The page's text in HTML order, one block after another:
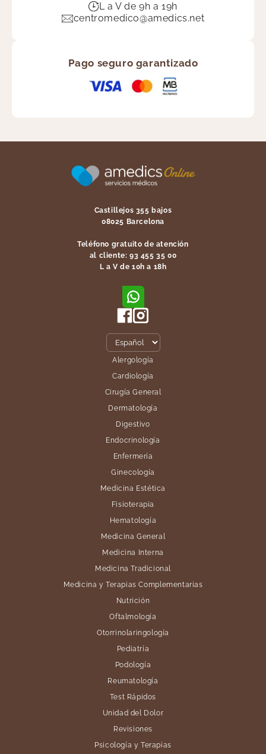
L a V de 9h a 19h
centromedico@amedics.net
Pago seguro garantizado
Castillejos 355 bajos
08025 Barcelona
Teléfono gratuito de atención
al cliente: 93 455 35 00
L a V de 10h a 18h
Alergología
Cardiología
Cirugía General
Dermatología
Digestivo
Endocrinología
Enfermería
Ginecología
Medicina Estética
Fisioterapia
Hematología
Medicina General
Medicina Interna
Medicina Tradicional
Medicina y Terapias Complementarias
Nutrición
Oftalmología
Otorrinolaringología
Pediatría
Podología
Reumatología
Test Rápidos
Unidad del Dolor
Revisiones
Psicología y Terapias